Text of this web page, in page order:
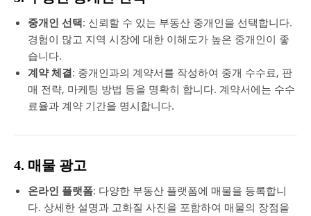
중개인 선택: 신뢰할 수 있는 부동산 중개인을 선택합니다.
경험이 많고 지역 시장에 대한 이해도가 높은 중개인이 좋
습니다.
계약 체결: 중개인과의 계약서를 작성하여 중개 수수료, 판
매 전략, 마케팅 방법 등을 명확히 합니다. 계약서에는 수수
료율과 계약 기간을 명시합니다.
4. 매물 광고
온라인 플랫폼: 다양한 부동산 플랫폼에 매물을 등록합니
다. 상세한 설명과 고화질 사진을 포함하여 매물의 장점을